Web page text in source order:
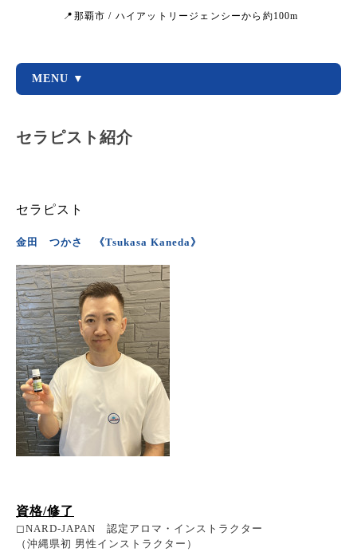
📍那覇市 / ハイアットリージェンシーから約100m
MENU ▼
セラピスト紹介
セラピスト
金田 つかさ 《Tsukasa Kaneda》
資格/修了
◻︎NARD-JAPAN 認定アロマ・インストラクター
（沖縄県初 男性インストラクター）